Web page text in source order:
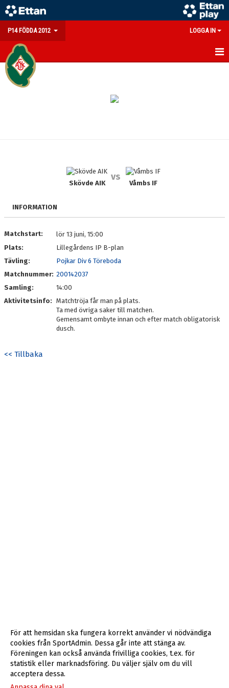
P14 FÖDDA 2012 LOGGA IN
HEM
DOKUMENT
Skövde AIK
vs
Våmbs IF
INFORMATION
Matchstart:
lör 13 juni, 15:00
Plats:
Lillegårdens IP B-plan
Tävling:
Pojkar Div 6 Töreboda
Matchnummer: 200142037
Samling:
14:00
Aktivitetsinfo: Matchtröja får man på plats.
Ta med övriga saker till matchen.
Gemensamt ombyte innan och efter match obligatorisk
dusch.
<< Tillbaka
För att hemsidan ska fungera korrekt använder vi nödvändiga
cookies från SportAdmin. Dessa går inte att stänga av.
Föreningen kan också använda frivilliga cookies, t.ex. för
statistik eller marknadsföring. Du väljer själv om du vill
acceptera dessa.